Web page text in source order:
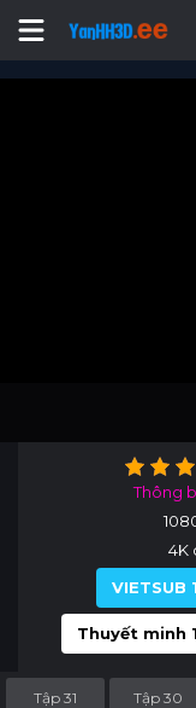
Thông
4K
VIETSUB
Thuyết minh
Tập 31 Tập 30